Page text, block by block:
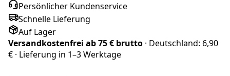
Persönlicher Kundenservice
Schnelle Lieferung
Auf Lager
Versandkostenfrei ab75 € brutto · Deutschland: 6,90
€ · Lieferung in 1–3 Werktage